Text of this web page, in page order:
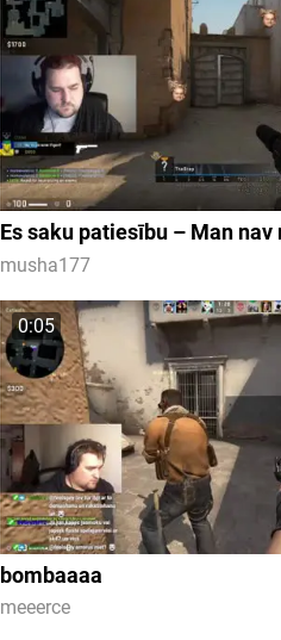
Es saku patiesību – Man nav
musha177
0:05
bombaaaa
meeerce